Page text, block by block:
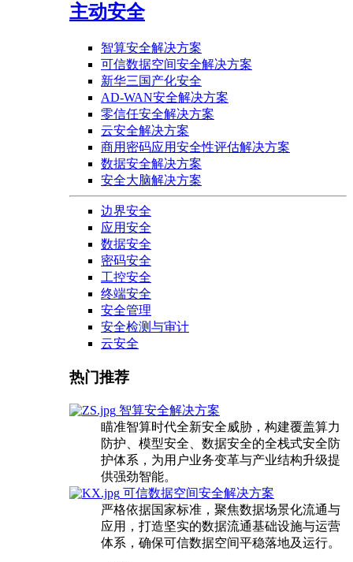
主动安全
智算安全解决方案
可信数据空间安全解决方案
新华三国产化安全
AD-WAN安全解决方案
零信任安全解决方案
云安全解决方案
商用密码应用安全性评估解决方案
数据安全解决方案
安全大脑解决方案
边界安全
应用安全
数据安全
密码安全
工控安全
终端安全
安全管理
安全检测与审计
云安全
热门推荐
智算安全解决方案
瞄准智算时代全新安全威胁，构建覆盖算力
防护、模型安全、数据安全的全栈式安全防
护体系，为用户业务变革与产业结构升级提
供强劲智能。
可信数据空间安全解决方案
严格依据国家标准，聚焦数据场景化流通与
应用，打造坚实的数据流通基础设施与运营
体系，确保可信数据空间平稳落地及运行。